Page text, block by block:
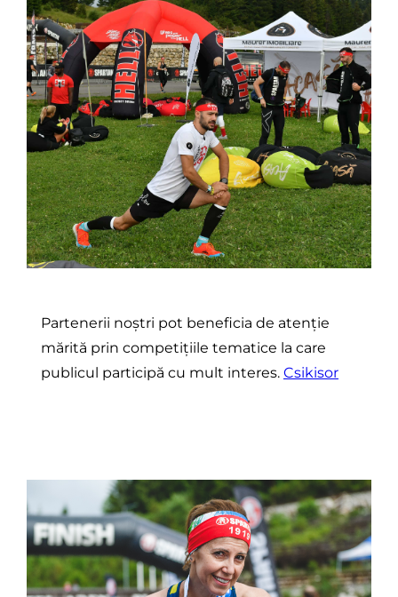
Partenerii noștri pot beneficia de atenție
mărită prin competițiile tematice la care
publicul participă cu mult interes. Csikisor